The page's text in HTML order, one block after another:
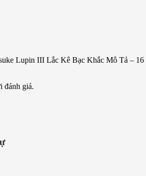
Lupin III Lắc Kê Bạc Khắc Mô Tả – 16
đánh giá.